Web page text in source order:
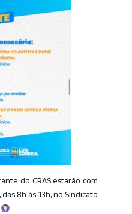
do CRAS estarão com
8h às 13h, no Sindicato